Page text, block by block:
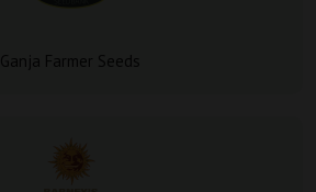
Ganja Farmer Seeds